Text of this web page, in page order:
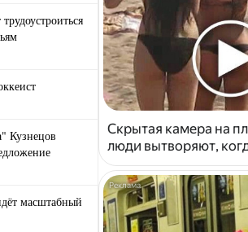
Кузнецов
масштабный
Скрытая камера на
люди вытворяют,